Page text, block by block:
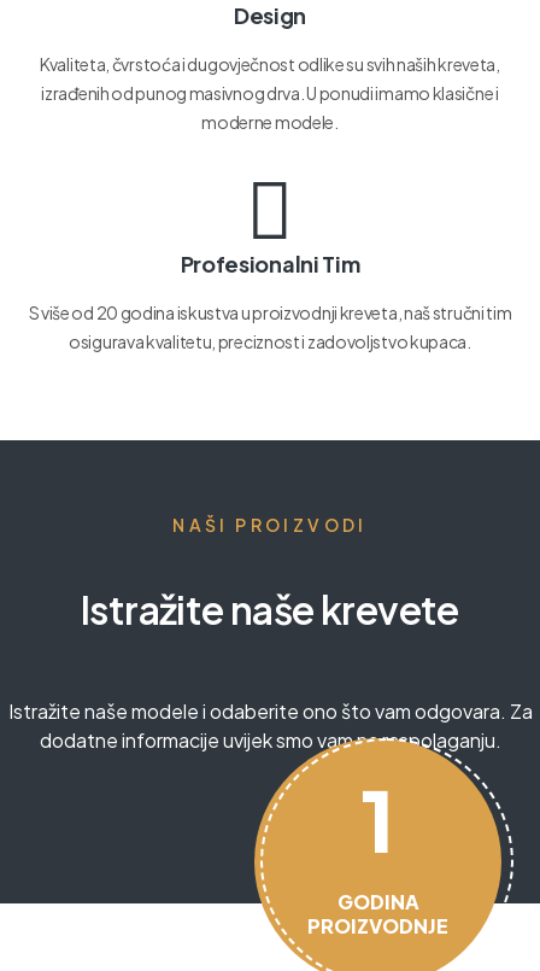
Design
Kvaliteta, čvrstoća i dugovječnost odlike su svih naših kreveta,
izrađenih od punog masivnog drva. U ponudi imamo klasične i
moderne modele.
Profesionalni Tim
S više od 20 godina iskustva u proizvodnji kreveta, naš stručni tim
osigurava kvalitetu, preciznost i zadovoljstvo kupaca.
NAŠI PROIZVODI
Istražite naše krevete
Istražite naše modele i odaberite ono što vam odgovara. Za
dodatne informacije uvijek smo vam na raspolaganju.
1
GODINA
PROIZVODNJE